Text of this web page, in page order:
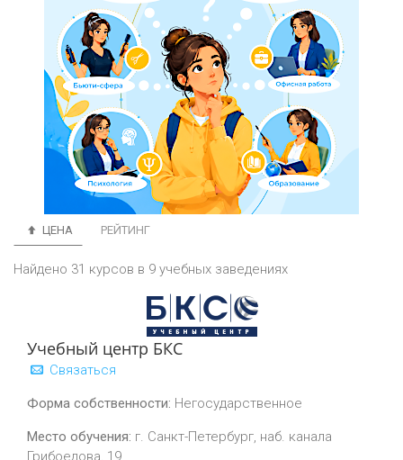
ЦЕНА РЕЙТИНГ
Найдено 31 курсов в 9 учебных заведениях
Учебный центр БКС
Связаться
Форма собственности: Негосударственное
Место обучения: г. Санкт-Петербург, наб. канала
Грибоедова, 19